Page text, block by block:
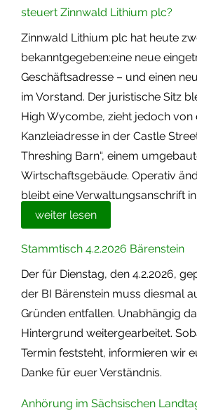
steuert Zinnwald Lithium plc?
Zinnwald Lithium plc hat heute
bekanntgegeben:eine neue
Geschäftsadresse – und einen
im Vorstand. Der juristische Sitz
High Wycombe, zieht jedoch von
Kanzleiadresse in der Castle
Threshing Barn“, einem
Wirtschaftsgebäude. Operativ
bleibt eine Verwaltungsanschrift in
weiter lesen
Stammtisch 4.2.2026 Bärenstein
Der für Dienstag, den 4.2.2026,
der BI Bärenstein muss diesmal
Gründen entfallen. Unabhängig
Hintergrund weitergearbeitet.
Termin feststeht, informieren wir
Danke für euer Verständnis.
Anhörung im Sächsischen